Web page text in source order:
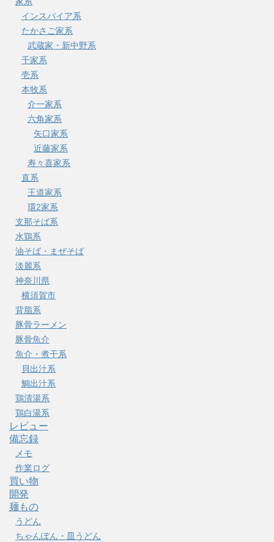
インスパイア系
たかさご家系
武蔵家・新中野系
千家系
壱系
本牧系
介一家系
六角家系
矢口家系
近藤家系
寿々喜家系
直系
王道家系
環2家系
支那そば系
水鶏系
油そば・まぜそば
淡麗系
神奈川県
横須賀市
背脂系
豚骨ラーメン
豚骨魚介
魚介・煮干系
貝出汁系
鯛出汁系
鶏清湯系
鶏白湯系
レビュー
備忘録
メモ
作業ログ
買い物
開発
麺もの
うどん
ちゃんぽん・皿うどん